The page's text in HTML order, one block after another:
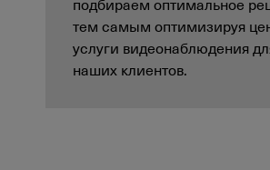
тем самым оптимизируя
услуги видеонаблюдения
наших клиентов.